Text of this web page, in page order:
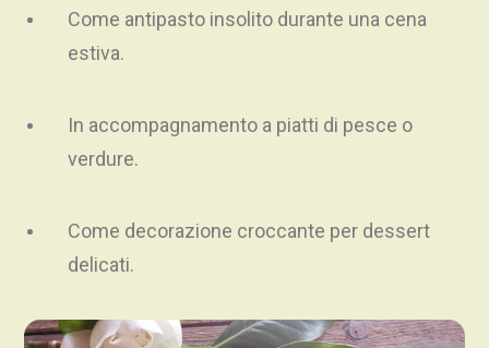
Come antipasto insolito durante una cena
estiva.
In accompagnamento a piatti di pesce o
verdure.
Come decorazione croccante per dessert
delicati.